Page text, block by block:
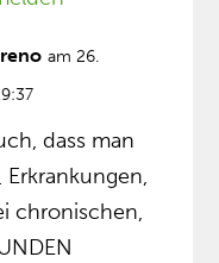
am 26.
dass man
chronischen,